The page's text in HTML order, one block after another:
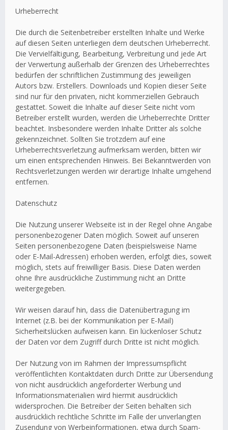
Urheberrecht
Die durch die Seitenbetreiber erstellten Inhalte und Werke
auf diesen Seiten unterliegen dem deutschen Urheberrecht.
Die Vervielfältigung, Bearbeitung, Verbreitung und jede Art
der Verwertung außerhalb der Grenzen des Urheberrechtes
bedürfen der schriftlichen Zustimmung des jeweiligen
Autors bzw. Erstellers. Downloads und Kopien dieser Seite
sind nur für den privaten, nicht kommerziellen Gebrauch
gestattet. Soweit die Inhalte auf dieser Seite nicht vom
Betreiber erstellt wurden, werden die Urheberrechte Dritter
beachtet. Insbesondere werden Inhalte Dritter als solche
gekennzeichnet. Sollten Sie trotzdem auf eine
Urheberrechtsverletzung aufmerksam werden, bitten wir
um einen entsprechenden Hinweis. Bei Bekanntwerden von
Rechtsverletzungen werden wir derartige Inhalte umgehend
entfernen.
Datenschutz
Die Nutzung unserer Webseite ist in der Regel ohne Angabe
personenbezogener Daten möglich. Soweit auf unseren
Seiten personenbezogene Daten (beispielsweise Name
oder E-Mail-Adressen) erhoben werden, erfolgt dies, soweit
möglich, stets auf freiwilliger Basis. Diese Daten werden
ohne Ihre ausdrückliche Zustimmung nicht an Dritte
weitergegeben.
Wir weisen darauf hin, dass die Datenübertragung im
Internet (z.B. bei der Kommunikation per E-Mail)
Sicherheitslücken aufweisen kann. Ein lückenloser Schutz
der Daten vor dem Zugriff durch Dritte ist nicht möglich.
Der Nutzung von im Rahmen der Impressumspflicht
veröffentlichten Kontaktdaten durch Dritte zur Übersendung
von nicht ausdrücklich angeforderter Werbung und
Informationsmaterialien wird hiermit ausdrücklich
widersprochen. Die Betreiber der Seiten behalten sich
ausdrücklich rechtliche Schritte im Falle der unverlangten
Zusendung von Werbeinformationen, etwa durch Spam-